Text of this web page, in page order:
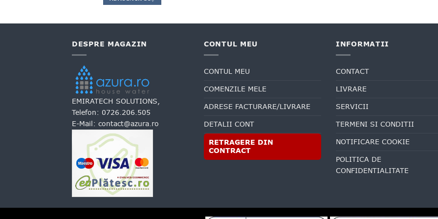
DESPRE MAGAZIN
EMIRATECH SOLUTIONS,
Telefon: 0726.206.505
E-Mail: contact@azura.ro
CONTUL MEU
CONTUL MEU
COMENZILE MELE
ADRESE FACTURARE/LIVRARE
DETALII CONT
RETRAGERE DIN
CONTRACT
INFORMATII
CONTACT
LIVRARE
SERVICII
TERMENI SI CONDITII
NOTIFICARE COOKIE
POLITICA DE
CONFIDENTIALITATE